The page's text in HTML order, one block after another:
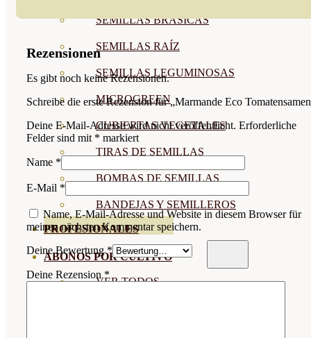
SEMILLAS BRASICAS
SEMILLAS RAÍZ
SEMILLAS LEGUMINOSAS
MICROGREEN
CUBIERTAS VEGETALES
TIRAS DE SEMILLAS
BOMBAS DE SEMILLAS
BANDEJAS Y SEMILLEROS
PROFESIONALES
ABONOS POR CULTIVO
VER TODOS
Rezensionen
Es gibt noch keine Rezensionen.
Schreibe die erste Rezension für „Marmande Eco
Deine E-Mail-Adresse wird nicht veröffentlicht. Erforderliche
Felder sind mit * markiert
Name *
E-Mail *
Name, E-Mail-Adresse und Website in diesem Browser für
meinen nächsten Kommentar speichern.
Deine Bewertung*
Deine Rezension *